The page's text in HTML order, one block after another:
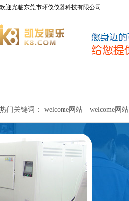
欢迎光临东莞市环仪仪器科技有限公司
关于环仪 联系环仪
热门关键词： welcome网站 welcome网站
网站 welcome网站